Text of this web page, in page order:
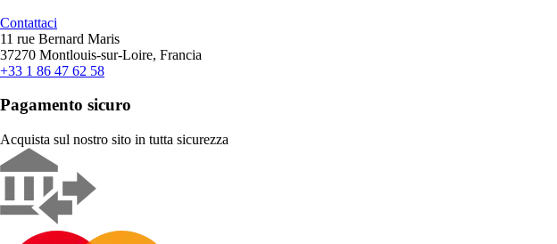
Contattaci
11 rue Bernard Maris
37270 Montlouis-sur-Loire, Francia
+33 1 86 47 62 58
Pagamento sicuro
Acquista sul nostro sito in tutta sicurezza